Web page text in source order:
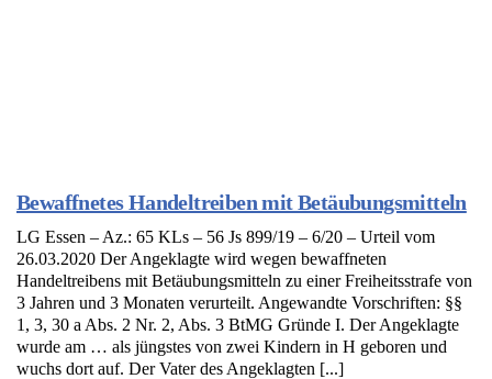
Bewaffnetes Handeltreiben mit Betäubungsmitteln
LG Essen – Az.: 65 KLs – 56 Js 899/19 – 6/20 – Urteil vom
26.03.2020 Der Angeklagte wird wegen bewaffneten
Handeltreibens mit Betäubungsmitteln zu einer Freiheitsstrafe von
3 Jahren und 3 Monaten verurteilt. Angewandte Vorschriften: §§
1, 3, 30 a Abs. 2 Nr. 2, Abs. 3 BtMG Gründe I. Der Angeklagte
wurde am … als jüngstes von zwei Kindern in H geboren und
wuchs dort auf. Der Vater des Angeklagten [...]